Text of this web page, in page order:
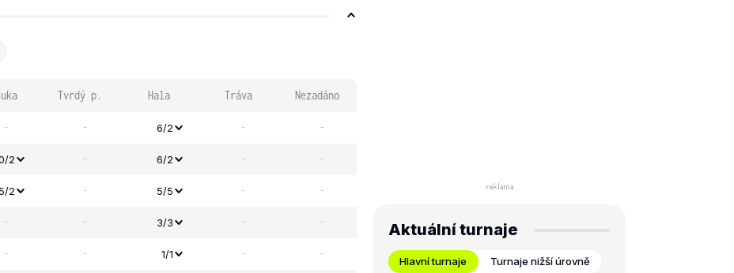
Tvrdý p. Hala Tráva Nezadáno
- - 6/2 - -
2 - 6/2 - -
5/2 - 5/5 - -
- - 3/3 - -
- - 1/1 - -
Aktuální turnaje
Hlavní turnaje Turnaje nižší úrovně